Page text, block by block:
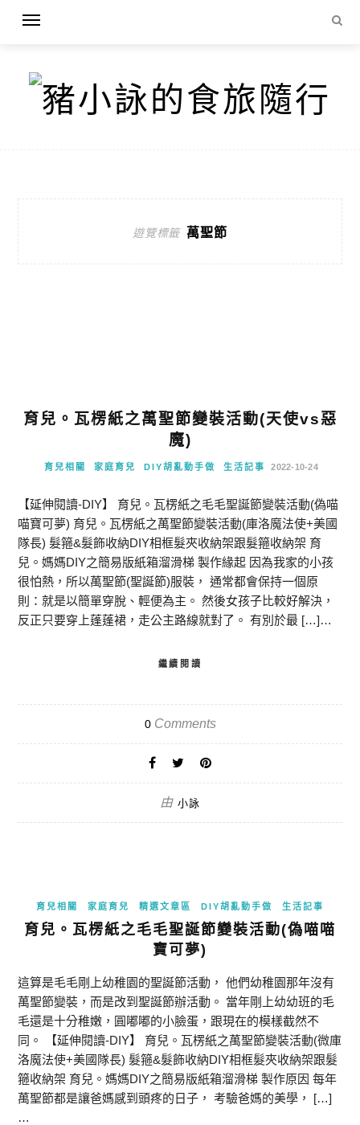
遊覽標籤 萬聖節
育兒。瓦楞紙之萬聖節變裝活動(天使vs惡
魔)
育兒相關 家庭育兒 DIY胡亂動手做 生活記事 2022-10-24
【延伸閱讀-DIY】 育兒。瓦楞紙之毛毛聖誕節變裝活動(偽喵
喵寶可夢) 育兒。瓦楞紙之萬聖節變裝活動(庫洛魔法使+美國
隊長) 髮箍&髮飾收納DIY相框髮夾收納架跟髮箍收納架 育
兒。媽媽DIY之簡易版紙箱溜滑梯 製作緣起 因為我家的小孩
很怕熱，所以萬聖節(聖誕節)服裝， 通常都會保持一個原
則：就是以簡單穿脫、輕便為主。 然後女孩子比較好解決，
反正只要穿上蓬蓬裙，走公主路線就對了。 有別於最 […]…
繼續閱讀
0Comments
由 小詠
育兒相關 家庭育兒 精選文章區 DIY胡亂動手做 生活記事
育兒。瓦楞紙之毛毛聖誕節變裝活動(偽喵喵
寶可夢)
這算是毛毛剛上幼稚園的聖誕節活動， 他們幼稚園那年沒有
萬聖節變裝，而是改到聖誕節辦活動。 當年剛上幼幼班的毛
毛還是十分稚嫩，圓嘟嘟的小臉蛋，跟現在的模樣截然不
同。 【延伸閱讀-DIY】 育兒。瓦楞紙之萬聖節變裝活動(微庫
洛魔法使+美國隊長) 髮箍&髮飾收納DIY相框髮夾收納架跟髮
箍收納架 育兒。媽媽DIY之簡易版紙箱溜滑梯 製作原因 每年
萬聖節都是讓爸媽感到頭疼的日子， 考驗爸媽的美學， […]
…